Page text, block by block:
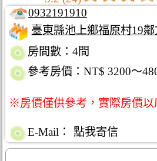
0932191910
臺東縣池上鄉福原村19
房間數：4間
參考房價：NT$ 3200～
※房價僅供參考，實際房價
E-Mail： 點我寄信